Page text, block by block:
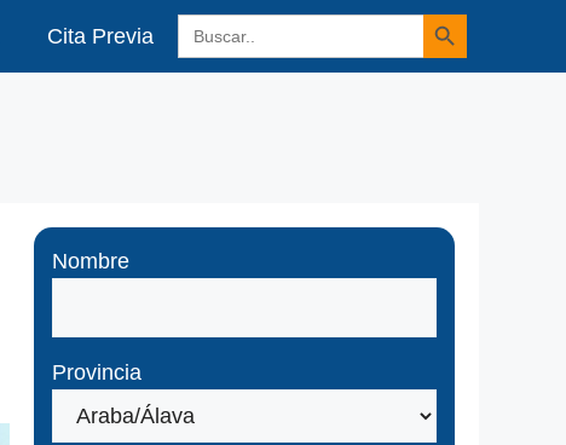
Cita Previa Buscar: Botón de búsqueda
Nombre
Provincia